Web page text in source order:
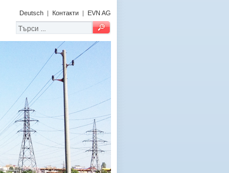
Deutsch | Контакти | EVN AG